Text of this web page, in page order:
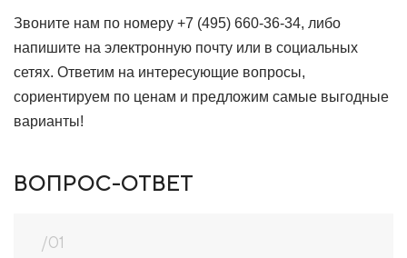
Звоните нам по номеру +7 (495) 660-36-34, либо
напишите на электронную почту или в социальных
сетях. Ответим на интересующие вопросы,
сориентируем по ценам и предложим самые выгодные
варианты!
ВОПРОС-ОТВЕТ
/01